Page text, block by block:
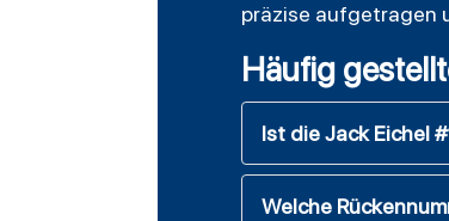
präzise aufgetragen
Häufig
Ist die Jack Eichel
Welche